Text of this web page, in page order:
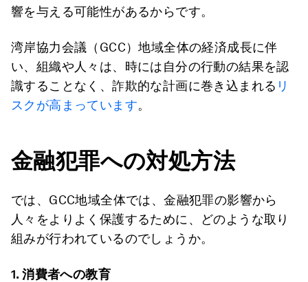
響を与える可能性があるからです。
湾岸協力会議（GCC）地域全体の経済成長に伴
い、組織や人々は、時には自分の行動の結果を認
識することなく、詐欺的な計画に巻き込まれる リ
スクが高まっています。
金融犯罪への対処方法
では、GCC地域全体では、金融犯罪の影響から
人々をよりよく保護するために、どのような取り
組みが行われているのでしょうか。
1.消費者への教育